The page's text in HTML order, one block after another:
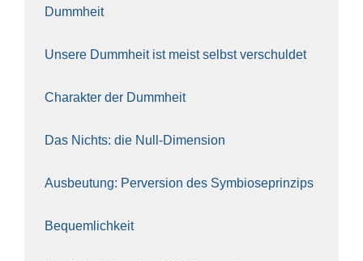
Dumm­heit
Unse­re Dumm­heit ist meist selbst ver­schul­det
Cha­rak­ter der Dumm­heit
Das Nichts: die Null-Dimen­si­on
Aus­beu­tung: Per­ver­si­on des Sym­bio­se­prin­zips
Bequem­lich­keit